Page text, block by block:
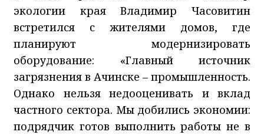
экологии края Владимир Часовитин
встретился с жителями домов, где
планируют модернизировать
оборудование: «Главный источник
загрязнения в Ачинске – промышленность.
Однако нельзя недооценивать и вклад
частного сектора. Мы добились экономии:
подрядчик готов выполнить работы не в